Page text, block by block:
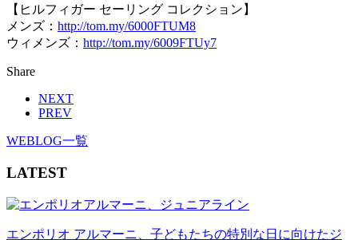
【ヒルフィガー セーリング コレクション】
メンズ： http://tom.my/6000FTUM8
ウィメンズ： http://tom.my/6009FTUy7
Share
NEXT
PREV
WEBLOG一覧
LATEST
エンポリオ アルマーニ、子どもたちの特別な日に向けたジ